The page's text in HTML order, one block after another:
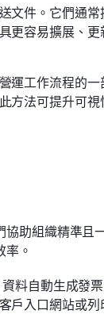
文件。它們通
更容易擴展、
運工作流程的
方法可提升可視
助組織精準且
。
料自動生成發
戶入口網站或